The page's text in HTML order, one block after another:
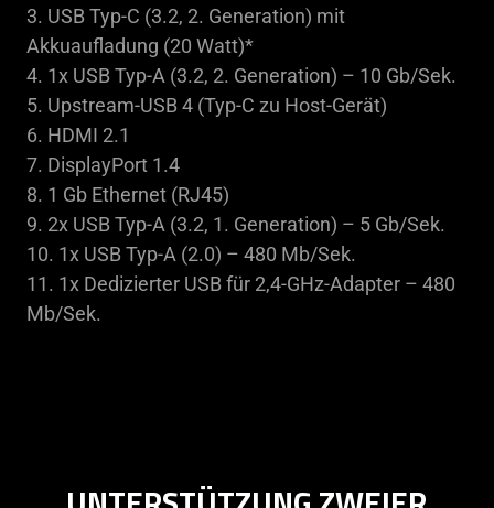
3. USB Typ-C (3.2, 2. Generation) mit
Akkuaufladung (20 Watt)*
4. 1x USB Typ-A (3.2, 2. Generation) – 10 Gb/Sek.
5. Upstream-USB 4 (Typ-C zu Host-Gerät)
6. HDMI 2.1
7. DisplayPort 1.4
8. 1 Gb Ethernet (RJ45)
9. 2x USB Typ-A (3.2, 1. Generation) – 5 Gb/Sek.
10. 1x USB Typ-A (2.0) – 480 Mb/Sek.
11. 1x Dedizierter USB für 2,4-GHz-Adapter – 480
Mb/Sek.